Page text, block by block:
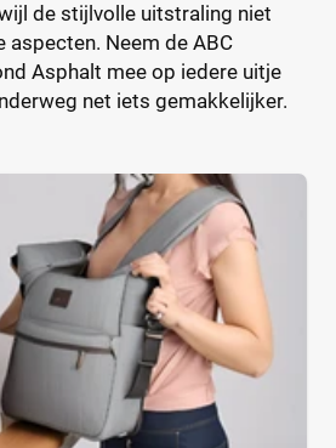
de stijlvolle uitstraling niet
Neem de ABC
Asphalt mee op iedere uitje
net iets gemakkelijker.